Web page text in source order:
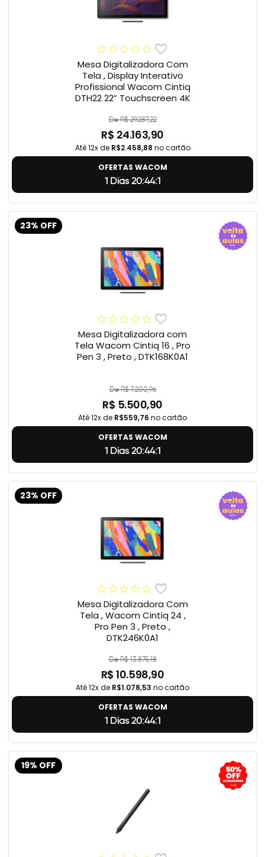
Mesa Digitalizadora Com
Tela , Display Interativo
Profissional Wacom Cintiq
DTH22 22” Touchscreen 4K
De R$ 29.287,22
R$ 24.163,90
Até 12x de R$2.458,88 no cartão
OFERTAS WACOM
1 Dias 20:44:0
23% OFF
Mesa Digitalizadora com
Tela Wacom Cintiq 16 , Pro
Pen 3 , Preto , DTK168K0A1
De R$ 7.200,96
R$ 5.500,90
Até 12x de R$559,76 no cartão
OFERTAS WACOM
1 Dias 20:44:0
23% OFF
Mesa Digitalizadora Com
Tela , Wacom Cintiq 24 ,
Pro Pen 3 , Preto ,
DTK246K0A1
De R$ 13.875,18
R$ 10.598,90
Até 12x de R$1.078,53 no cartão
OFERTAS WACOM
1 Dias 20:44:0
19% OFF